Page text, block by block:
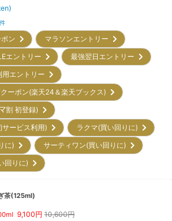
ン
マラソンエントリー
エントリー
最強翌日エントリー
用エントリー
クーポン(楽天24＆楽天ブックス)
割 初登録)
サービス利用)
ラクマ(買い回りに)
に)
サーティワン(買い回りに)
回りに)
茶(125ml)
9,100円 10,600円